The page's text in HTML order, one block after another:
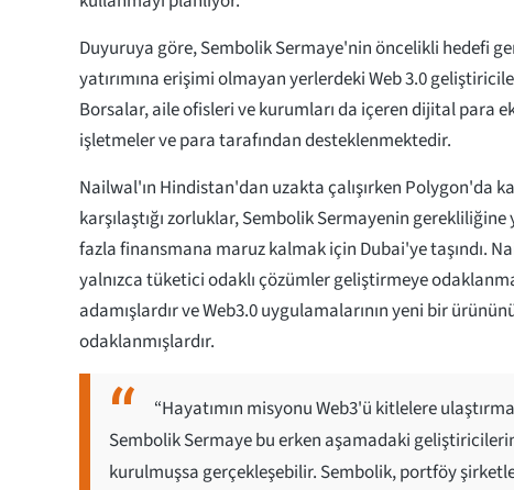
Duyuruya göre, Sembolik Sermaye'nin öncelikli hedefi
yatırımına erişimi olmayan yerlerdeki Web 3.0
Borsalar, aile ofisleri ve kurumları da içeren dijital para
işletmeler ve para tarafından desteklenmektedir.
Nailwal'ın Hindistan'dan uzakta çalışırken Polygon'da
karşılaştığı zorluklar, Sembolik Sermayenin gerekliliğine
fazla finansmana maruz kalmak için Dubai'ye taşındı.
yalnızca tüketici odaklı çözümler geliştirmeye
adamışlardır ve Web3.0 uygulamalarının yeni bir
odaklanmışlardır.
“Hayatımın misyonu Web3'ü kitlelere
Sembolik Sermaye bu erken aşamadaki
kurulmuşsa gerçekleşebilir. Sembolik, portföy